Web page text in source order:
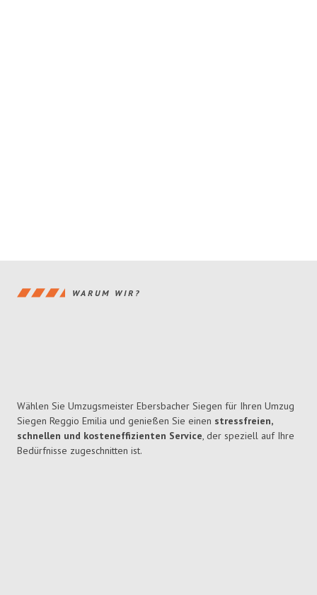
WARUM WIR?
Wählen Sie Umzugsmeister Ebersbacher Siegen für Ihren Umzug
Siegen Reggio Emilia und genießen Sie einen stressfreien,
schnellen und kosteneffizienten Service, der speziell auf Ihre
Bedürfnisse zugeschnitten ist.